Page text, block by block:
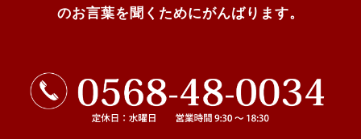
のお言葉を聞くためにがんばります。